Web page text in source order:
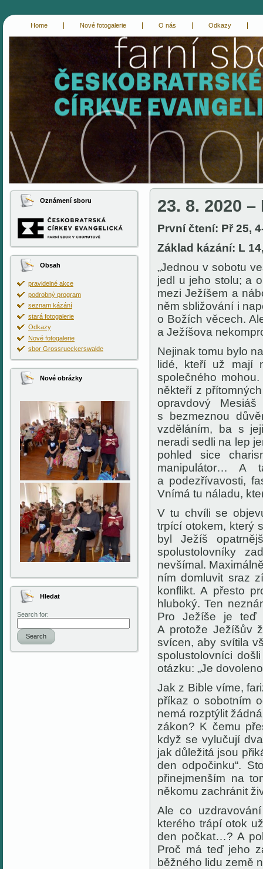
Home Nové fotogalerie O nás Odkazy
Oznámení sboru
Obsah
pravidelné akce
podrobný program
seznam kázání
stará fotogalerie
Odkazy
Nové fotogalerie
sbor Grossrueckerswalde
Nové obrázky
Hledat
Search for:
Search
23. 8. 2020 –
První čtení: Př 25,
Základ kázání: L
„Jednou v sobotu
jedl u jeho stolu; a
mezi Ježíšem a
něm sbližování i
o Božích věcech.
a Ježíšova
Nejinak tomu bylo
lidé, kteří už mají
společného mohou.
někteří z
opravdový
s bezmeznou
vzděláním, ba s
neradi sedli na lep
pohled sice
manipulátor… A
a podezřívavosti,
Vnímá tu náladu,
V tu chvíli se
trpící otokem, který
byl Ježíš
spolustolovníky
nevšímal.
ním domluvit sraz
konflikt. A přesto
hluboký.Ten n
Pro Ježíše je teď
A protože Ježíšův
svícen, aby svítila
spolustolovníci
otázku: „Je
Jak z Bible víme,
příkaz o sobotním
nemá rozptýlit
zákon? K čemu
kdyžsevylučují
jak důležitá jsou
den odpočinku“.
přinejmenším na
někomu zachránit
Ale co
kterého trápí otok
den počkat…? A
Proč má teď jeho
běžného lidu země